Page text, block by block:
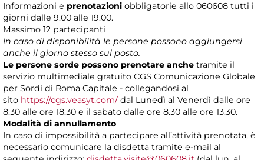
Informazioni e prenotazioni obbligatorie allo 060608 tutti i
giorni dalle 9.00 alle 19.00.
Massimo 12 partecipanti
In caso di disponibilità le persone possono aggiungersi
anche il giorno stesso sul posto.
Le persone sorde possono prenotare anche tramite il
servizio multimediale gratuito CGS Comunicazione Globale
per Sordi di Roma Capitale - collegandosi al
sito https://cgs.veasyt.com/dal Lunedì al Venerdì dalle ore
8.30 alle ore 18.30 e il sabato dalle ore 8.30 alle ore 13.30.
Modalità di annullamento
In caso di impossibilità a partecipare all’attività prenotata, è
necessario comunicare la disdetta tramite e-mail al